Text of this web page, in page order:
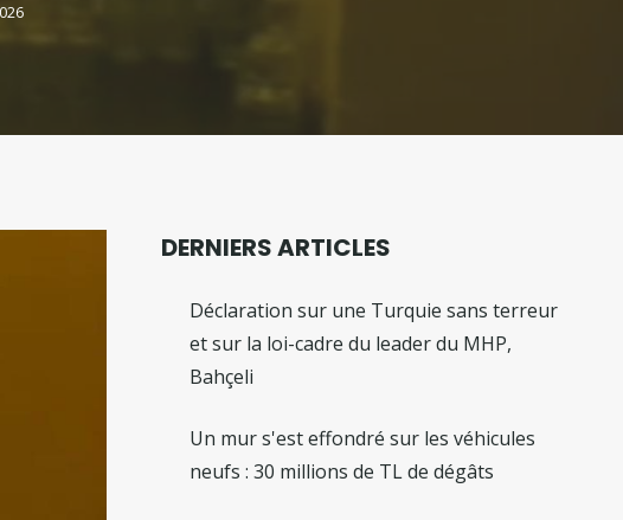
DERNIERS ARTICLES
Déclaration sur une Turquie sans terreur
et sur la loi-cadre du leader du MHP,
Bahçeli
Un mur s'est effondré sur les véhicules
neufs : 30 millions de TL de dégâts